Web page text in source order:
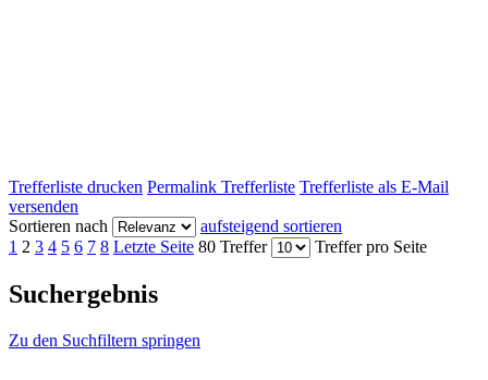
Trefferliste drucken Permalink Trefferliste Trefferliste als E-Mail
versenden
Sortieren nach
aufsteigend sortieren
1 2 3 4 5 6 7 8 Letzte Seite 80 Treffer Treffer pro Seite
Suchergebnis
Zu den Suchfiltern springen